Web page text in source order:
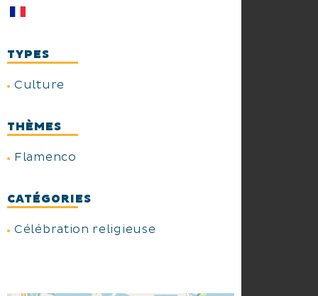
TYPES
Culture
THÈMES
Flamenco
CATÉGORIES
Célébration religieuse